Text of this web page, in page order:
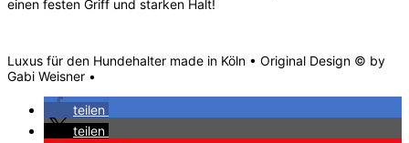
einen festen Griff und starken Halt!
Luxus für den Hundehalter made in Köln • Original Design © by
Gabi Weisner •
teilen
teilen